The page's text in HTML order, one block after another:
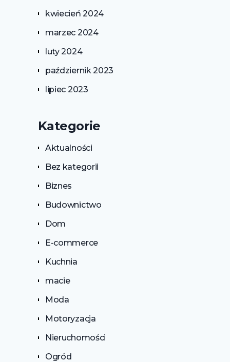
kwiecień 2024
marzec 2024
luty 2024
październik 2023
lipiec 2023
Kategorie
Aktualności
Bez kategorii
Biznes
Budownictwo
Dom
E-commerce
Kuchnia
macie
Moda
Motoryzacja
Nieruchomości
Ogród